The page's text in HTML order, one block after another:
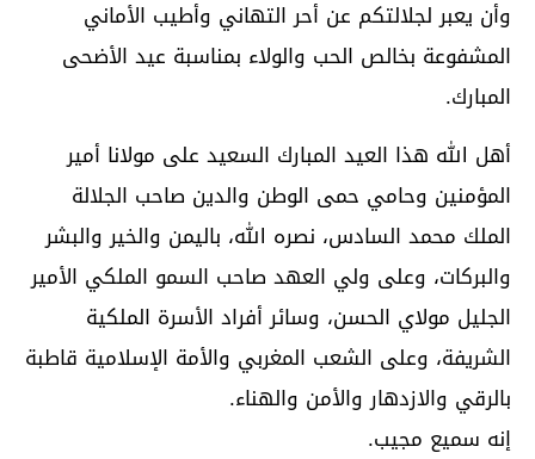
وأن يعبر لجلالتكم عن أحر التهاني وأطيب الأماني
المشفوعة بخالص الحب والولاء بمناسبة عيد الأضحى
المبارك.
أهل الله هذا العيد المبارك السعيد على مولانا أمير
المؤمنين وحامي حمى الوطن والدين صاحب الجلالة
الملك محمد السادس، نصره الله، باليمن والخير والبشر
والبركات، وعلى ولي العهد صاحب السمو الملكي الأمير
الجليل مولاي الحسن، وسائر أفراد الأسرة الملكية
الشريفة، وعلى الشعب المغربي والأمة الإسلامية قاطبة
بالرقي والازدهار والأمن والهناء.
إنه سميع مجيب.